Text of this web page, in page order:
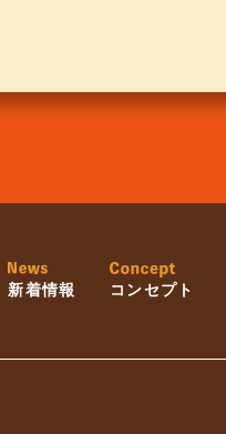
新着情報 コンセプト